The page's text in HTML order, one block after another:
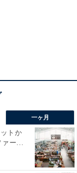
一ヶ月
トか
ー...